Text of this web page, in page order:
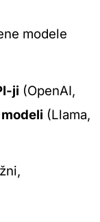
modele
ji (OpenAI,
(Llama,